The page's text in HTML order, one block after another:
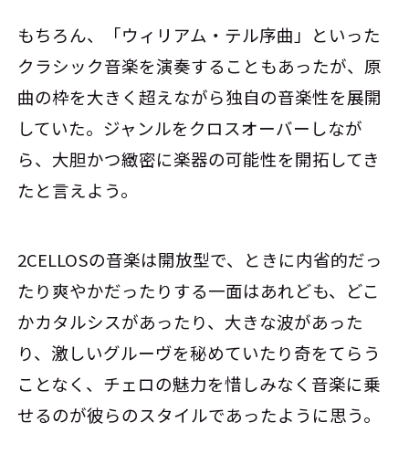
もちろん、「ウィリアム・テル序曲」といった
クラシック音楽を演奏することもあったが、原
曲の枠を大きく超えながら独自の音楽性を展開
していた。ジャンルをクロスオーバーしなが
ら、大胆かつ緻密に楽器の可能性を開拓してき
たと言えよう。
2CELLOSの音楽は開放型で、ときに内省的だっ
たり爽やかだったりする一面はあれども、どこ
かカタルシスがあったり、大きな波があった
り、激しいグルーヴを秘めていたり――奇をてらう
ことなく、チェロの魅力を惜しみなく音楽に乗
せるのが彼らのスタイルであったように思う。